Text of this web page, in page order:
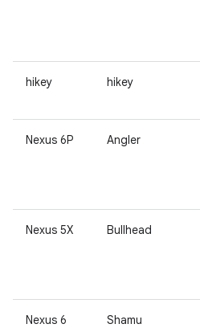
hikey hikey
Nexus 6P Angler
Nexus 5X Bullhead
Nexus 6 Shamu